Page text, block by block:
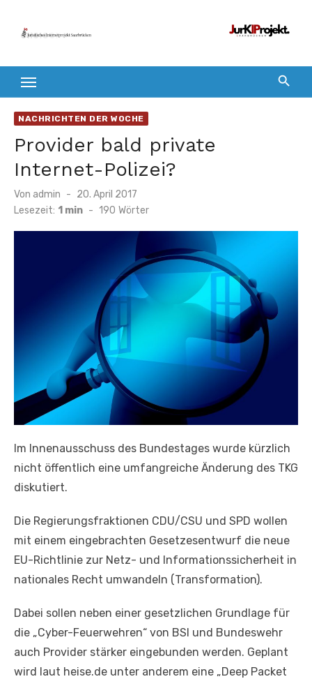
Inhalt
NACHRICHTEN DER WOCHE
Provider bald private
Internet-Polizei?
Von admin
Veröffentlicht
am
20. April 2017
Lesezeit: 1 min - 190 Wörter
Im Innenausschuss des Bundestages wurde kürzlich
nicht öffentlich eine umfangreiche Änderung des TKG
diskutiert.
Die Regierungsfraktionen CDU/CSU und SPD wollen
mit einem eingebrachten Gesetzesentwurf die neue
EU-Richtlinie zur Netz- und Informationssicherheit in
nationales Recht umwandeln (Transformation).
Dabei sollen neben einer gesetzlichen Grundlage für
die „Cyber-Feuerwehren“ von BSI und Bundeswehr
auch Provider stärker eingebunden werden. Geplant
wird laut heise.de unter anderem eine „Deep Packet